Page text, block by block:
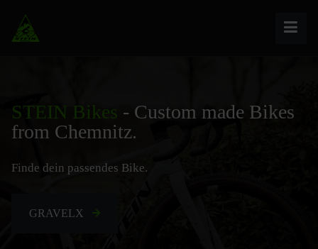
STEIN Bikes - Custom made Bikes
from Chemnitz.
Finde dein passendes Bike.
GRAVELX